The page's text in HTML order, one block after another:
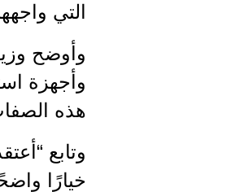
التي
وأوضح
وأجهزة
هذه
وتابع
خيارًا